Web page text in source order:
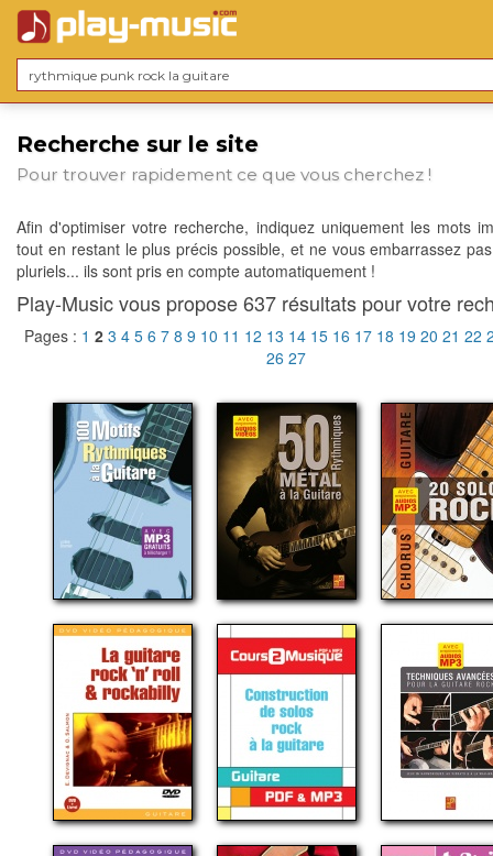
Recherche sur le site
Pour trouver rapidement ce que vous cherchez !
Afin d'optimiser votre recherche, indiquez uniquement les mots
tout en restant le plus précis possible, et ne vous embarrassez
pluriels... ils sont pris en compte automatiquement !
Play-Music vous propose 637 résultats pour votre
Pages : 1 2 3 4 5 6 7 8 9 10 11 12 13 14 15 16 17 18 19 20 21 22
26 27